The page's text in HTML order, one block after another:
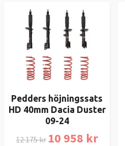
Pedders höjningssats
HD 40mm Dacia Duster
09-24
12 175 kr 10 958 kr